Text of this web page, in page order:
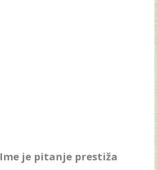
Ime je pitanje prestiža